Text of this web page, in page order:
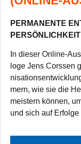
PERMANENTE
PERSÖNLICHKEIT
In die­ser Online-
loge Jens Corssen
mern, wie sie die
meis­tern kön­nen,
und sich auf